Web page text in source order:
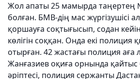
Жол апаты 25 мамырда таңертең
болған. БМВ-дің мас жүргізушісі
қоршауға соқтығысып, содан
көлігін соққан. Онда екі полиция
отырған. 42 жастағы полиция аға
Жанғазиев оқиға орнында
әріптесі, полиция сержанты